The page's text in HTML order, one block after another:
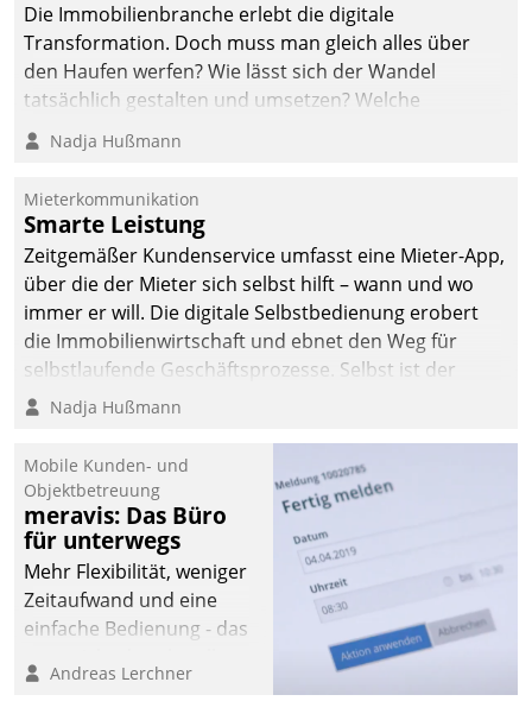
Die Immobilienbranche erlebt die digitale
Transformation. Doch muss man gleich alles über
den Haufen werfen? Wie lässt sich der Wandel
tatsächlich gestalten und umsetzen? Welche
Argumente zählen wirklich?
Nadja Hußmann
Mieterkommunikation
Smarte Leistung
Zeitgemäßer Kundenservice umfasst eine Mieter-App,
über die der Mieter sich selbst hilft – wann und wo
immer er will. Die digitale Selbstbedienung erobert
die Immobilienwirtschaft und ebnet den Weg für
selbstlaufende Geschäftsprozesse. Selbst ist der
Kunde und smart der Serviceanbieter.
Nadja Hußmann
Mobile Kunden- und
Objektbetreuung
meravis: Das Büro
für unterwegs
Mehr Flexibilität, weniger
Zeitaufwand und eine
einfache Bedienung - das
Cockpit für mobile
Andreas Lerchner